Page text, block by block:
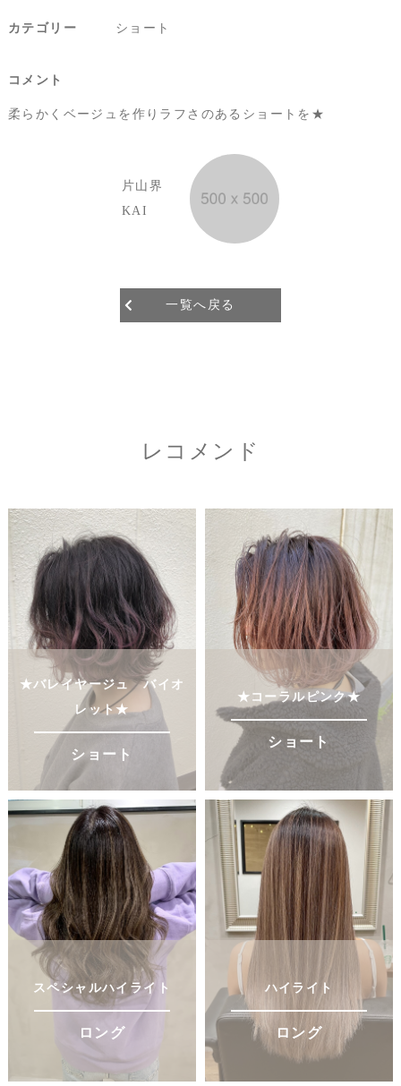
カテゴリー ショート
コメント
柔らかくベージュを作りラフさのあるショートを★
片山界
KAI
一覧へ戻る
レコメンド
★バレイヤージュ バイオ
レット★
ショート
★コーラルピンク★
ショート
スペシャルハイライト
ロング
ハイライト
ロング